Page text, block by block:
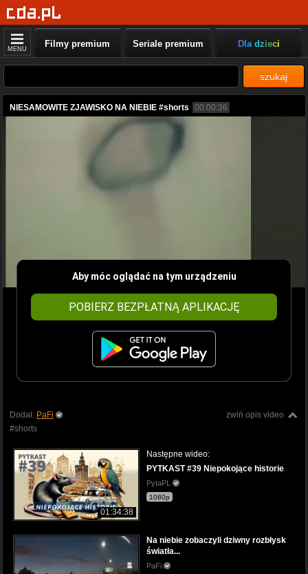
MENU Filmy premium Seriale premium Dla dzieci
szukaj
NIESAMOWITE ZJAWISKO NA NIEBIE #shorts 00:00:36
Aby móc oglądać na tym urządzeniu
POBIERZ BEZPŁATNĄ APLIKACJĘ
zwiń opis video
Dodał: PaFi
#shorts
01:34:38
Następne wideo:
PYTKAST #39 Niepokojące historie
PytaPL
1080p
Na niebie zobaczyli dziwny rozbłysk
światła...
PaFi